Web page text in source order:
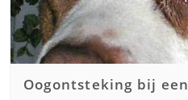
Oogontsteking bij een